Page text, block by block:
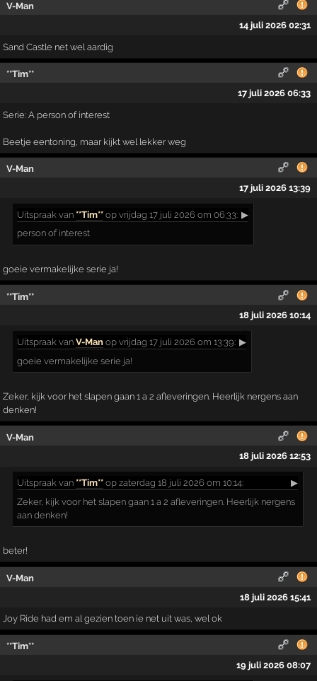
V-Man
14 juli 2026 02:31
Sand Castle net wel aardig
**Tim**
17 juli 2026 06:33
Serie: A person of interest
Beetje eentoning, maar kijkt wel lekker weg
V-Man
17 juli 2026 13:39
Uitspraak van**Tim** op vrijdag 17 juli 2026 om 06:33: ▶
person of interest
goeie vermakelijke serie ja!
**Tim**
18 juli 2026 10:14
Uitspraak vanV-Man op vrijdag 17 juli 2026 om 13:39: ▶
goeie vermakelijke serie ja!
Zeker, kijk voor het slapen gaan 1 a 2 afleveringen. Heerlijk nergens aan
denken!
V-Man
18 juli 2026 12:53
Uitspraak van**Tim** op zaterdag 18 juli 2026 om 10:14:
▶
Zeker, kijk voor het slapen gaan 1 a 2 afleveringen. Heerlijk nergens
aan denken!
beter!
V-Man
18 juli 2026 15:41
Joy Ride had em al gezien toen ie net uit was, wel ok
**Tim**
19 juli 2026 08:07